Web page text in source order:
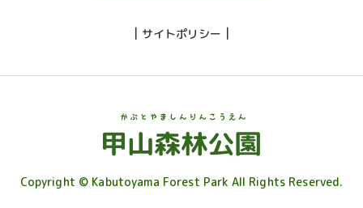
サイトポリシー
Copyright © Kabutoyama Forest Park All Rights Reserved.